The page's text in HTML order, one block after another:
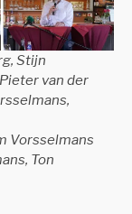
Stijn
van der
Vorsselmans
Ton